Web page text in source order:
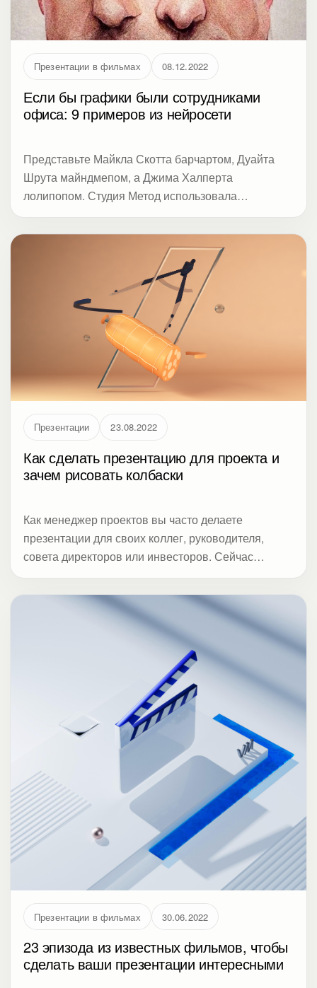
Презентации в фильмах 08.12.2022
Если бы графики были сотрудниками
офиса: 9 примеров из нейросети
Представьте Майкла Скотта барчартом, Дуайта
Шрута майндмепом, а Джима Халперта
лолипопом. Студия Метод использовала
Офиса в популярные диаграммы.
Презентации 23.08.2022
Как сделать презентацию для проекта и
зачем рисовать колбаски
Как менеджер проектов вы часто делаете
презентации для своих коллег, руководителя,
совета директоров или инвесторов. Сейчас
гибким методологиям. Поэтому важно не
количество слайдов, а выводы по теме. Вместо
многостраничных отчетов используют трендовые
дашборды на слайдах или динамические – на
электронных платформах. Особенно часто их
используют на скрам-встречах участников
Презентации в фильмах 30.06.2022
23 эпизода из известных фильмов, чтобы
сделать ваши презентации интересными